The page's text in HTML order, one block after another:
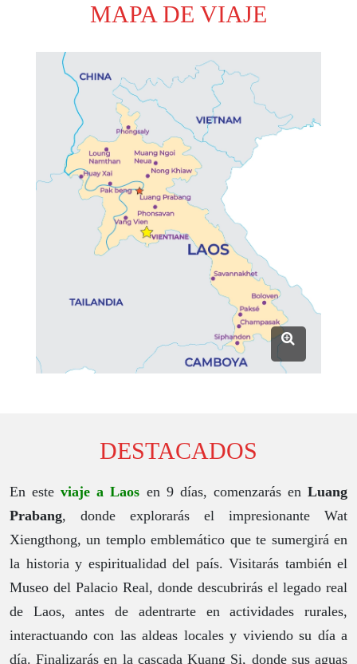
MAPA DE VIAJE
DESTACADOS
En esteviaje a Laos en 9 días, comenzarás enLuang
Prabang, donde explorarás el impresionante Wat
Xiengthong, un templo emblemático que te sumergirá en
la historia y espiritualidad del país. Visitarás también el
Museo del Palacio Real, donde descubrirás el legado real
de Laos, antes de adentrarte en actividades rurales,
interactuando con las aldeas locales y viviendo su día a
día. Finalizarás en la cascada Kuang Si, donde sus aguas